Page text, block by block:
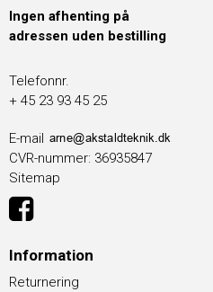
Ingen afhenting på
adressen uden bestilling
Telefonnr.
+ 45 23 93 45 25
E-mail
CVR-nummer: 36935847
Sitemap
Information
Returnering